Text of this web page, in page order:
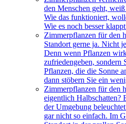
den Menschen geht,
Wie das funktioniert,
Wie es noch besser
Zimmerpflanzen für den
Standort gerne ja. Nicht
Denn wenn Pflanzen
zufriedengeben, sondern
Pflanzen, die die Sonne
dann stöbern Sie ein
Zimmerpflanzen für den
eigentlich Halbschatten?
der Umgebung
gar nicht so einfach. Im